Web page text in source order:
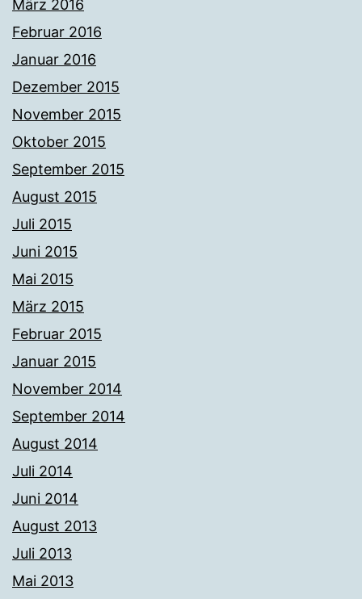
März 2016
Februar 2016
Januar 2016
Dezember 2015
November 2015
Oktober 2015
September 2015
August 2015
Juli 2015
Juni 2015
Mai 2015
März 2015
Februar 2015
Januar 2015
November 2014
September 2014
August 2014
Juli 2014
Juni 2014
August 2013
Juli 2013
Mai 2013